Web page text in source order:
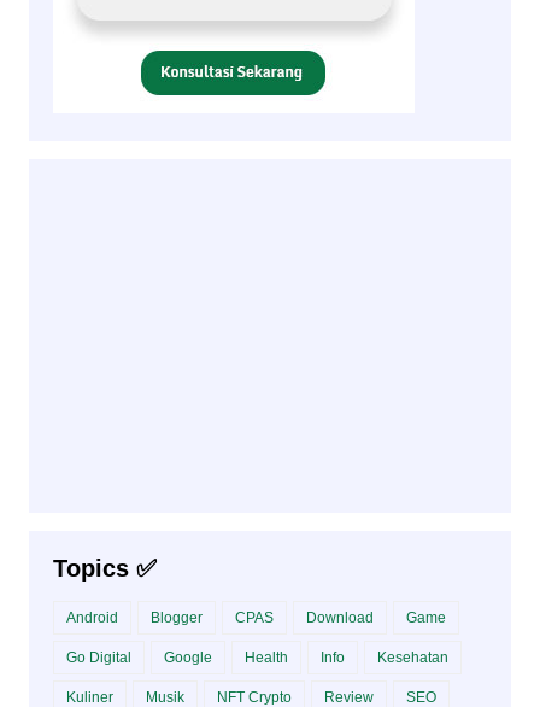
Topics ✅
Android Blogger CPAS Download Game
Go Digital Google Health Info Kesehatan
Kuliner Musik NFT Crypto Review SEO